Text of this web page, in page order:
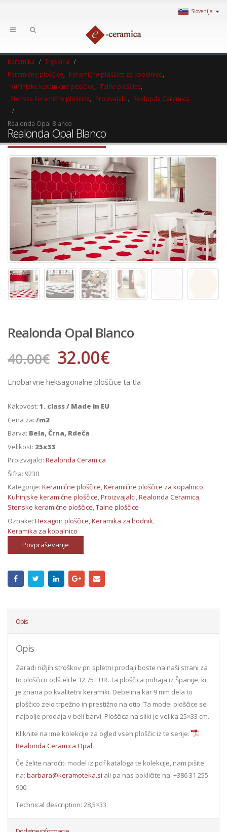
Slovenija
Keramika
Trgovina
Keramične ploščice
Keramične ploščice za kopalnico
Kuhinjske keramične ploščice
Talne ploščice
Stenske keramične ploščice
Proizvajalci Realonda Ceramica
Realonda Opal Blanco
Realonda Opal Blanco
Realonda Opal Blanco
40.00€ 32.00€
Enobarvne heksagonalne ploščice ta tla
Kakovost: 1. class / Made in EU
Cena za: /m2
Barva: Bela, Črna, Rdeča
Velikost: 25x33
Proizvajalci: Realonda Ceramica
Šifra: 9230
Kategorije: Keramične ploščice,Keramične ploščice za kopalnico,
Kuhinjske keramične ploščice,Proizvajalci,Realonda Ceramica,
Stenske keramične ploščice,Talne ploščice
Oznake: Hexagon ploščice,Keramika za hodnik,
Keramika za kopalnico
Povpraševanje
Opis
Opis
Zaradi nižjih stroškov pri spletni prodaji boste na naši strani za
to ploščico odšteli le 32,75 EUR. Ta ploščica prihaja iz Španije, ki
je znana po kvalitetni keramiki. Debelina kar 9 mm dela to
ploščico zelo trpežno in prestižno na otip. Ta model ploščice se
najbolje prodaja v beli barvi. Ploščica na sliki je velika 25×33 cm.
Kliknite na ime kolekcije za ogled vseh ploščic iz te serije:
Realonda Ceramica Opal
Če želite naročiti model iz pdf kataloga te kolekcije, nam pišite
na: barbara@keramoteka.si ali pa nas pokličite na: +386 31 255
900.
Technical description: 28,5×33